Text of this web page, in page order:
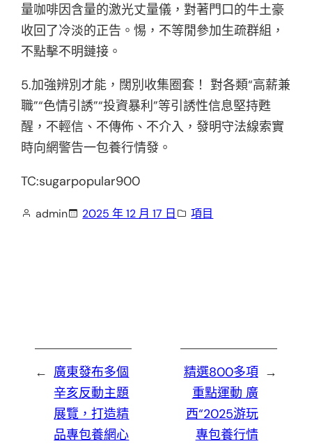
量咖啡因含量的激光丈量儀，對著門口的牛土豪
收回了冷淡的正告。惕，不等閒參加生疏群組，
不點擊不明鏈接。
5.加強辨別才能，闊別收集圈套！ 對各類“高薪兼
職”“色情引誘”“投資暴利”等引誘性信息堅持甦
醒，不輕信、不傳佈、不介入，發明守法線索實
時向網警告一包養行情發。
TC:sugarpopular900
admin 2025 年 12 月 17 日 項目
← 廣東發布多個
辛亥反動主題
展覽，打造精
品專包養網心
→
精選800多項
重點運動 廣
西“2025游玩
專包養行情